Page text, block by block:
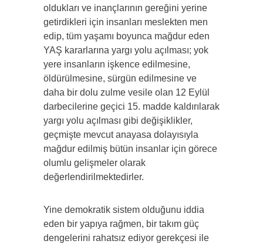
oldukları ve inançlarının gereğini yerine
getirdikleri için insanları meslekten men
edip, tüm yaşamı boyunca mağdur eden
YAŞ kararlarına yargı yolu açılması; yok
yere insanların işkence edilmesine,
öldürülmesine, sürgün edilmesine ve
daha bir dolu zulme vesile olan 12 Eylül
darbecilerine geçici 15. madde kaldırılarak
yargı yolu açılması gibi değişiklikler,
geçmişte mevcut anayasa dolayısıyla
mağdur edilmiş bütün insanlar için görece
olumlu gelişmeler olarak
değerlendirilmektedirler.
Yine demokratik sistem olduğunu iddia
eden bir yapıya rağmen, bir takım güç
dengelerini rahatsız ediyor gerekçesi ile